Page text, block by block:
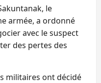
le
armée, a ordonné
avec le suspect
des pertes des
militaires ont décidé